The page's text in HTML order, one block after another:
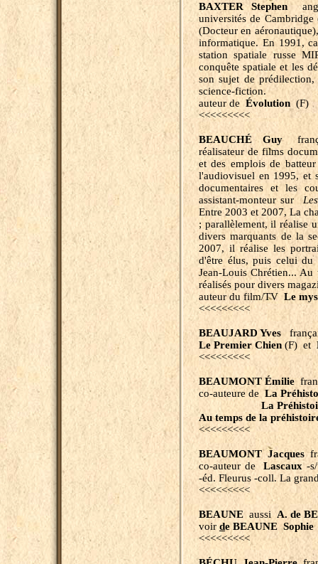
BAXTER Stephen
universités de
(Docteur en
informatique. En 1991,
station spatiale russe
conquête spatiale et les
son sujet de
science-fiction.
auteur de Évolution (F)
<<<<<<<<<
BEAUCHÉ Guy
réalisateur de films
et des emplois de
l'audiovisuel en 1995, et
documentaires et les
assistant-monteur sur
Entre 2003 et 2007, La
; parallèlement, il réalise
divers marquants de la
2007, il réalise les
d'être élus, puis celui du
Jean-Louis Chrétien...
réalisés pour divers
auteur du film/TV Le
<<<<<<<<<
BEAUJARD Yves
Le Premier Chien (F) et
<<<<<<<<<
BEAUMONT Émilie
co-auteure deLa
La
Au temps de la
<<<<<<<<<
BEAUMONT Jacques
co-auteur deLascaux-s/
-éd. Fleurus -coll. La
<<<<<<<<<
BEAUNE aussi A. de
voir de BEAUNE Sophie
<<<<<<<<<